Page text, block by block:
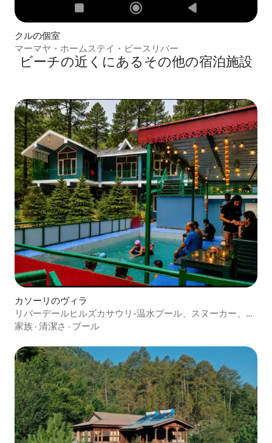
クルの個室
マーマヤ・ホームステイ・ビースリバー
ビーチの近くにあるその他の宿泊施設
カソーリのヴィラ
リバーデールヒルズカサウリ-温水プール、スヌーカー、卓
球、DJ
家族 · 清潔さ · プール